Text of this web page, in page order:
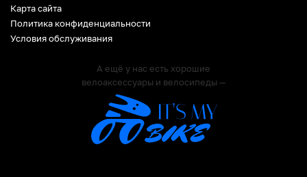
Карта сайта
Политика конфиденциальности
Условия обслуживания
А ещё у нас есть хорошие
велоаксессуары и велосипеды —